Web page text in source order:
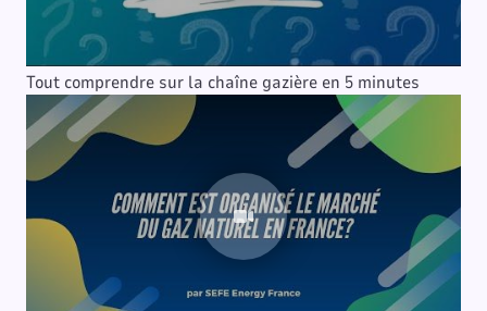
Tout comprendre sur la chaîne gazière en 5 minutes